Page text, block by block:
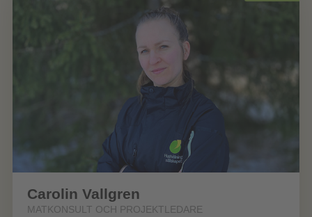
Carolin Vallgren
MATKONSULT OCH PROJEKTLEDARE